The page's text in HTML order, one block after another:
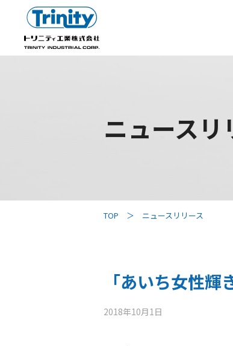
ニュースリ
TOP ニュースリリース
「あいち女性
2018年10月1日